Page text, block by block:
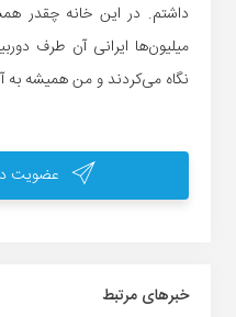
داشتم. در این خانه چقدر
میلیون‌ها ایرانی آن طرف
نگاه می‌کردند و من همیشه به
عضویت در
خبر‌های مرتبط